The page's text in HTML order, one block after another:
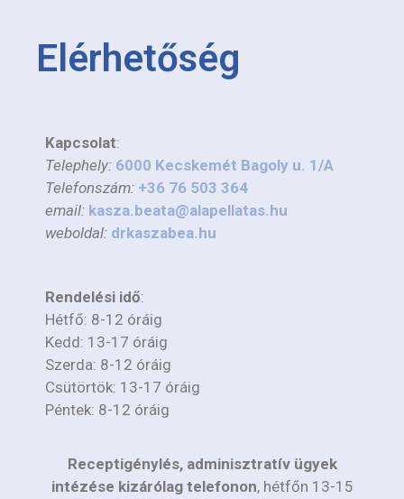
Elérhetőség
Kapcsolat:
Telephely: 6000 Kecskemét Bagoly u. 1/A
Telefonszám: +36 76 503 364
email: kasza.beata@alapellatas.hu
weboldal: drkaszabea.hu
Rendelési idő:
Hétfő: 8-12 óráig
Kedd: 13-17 óráig
Szerda: 8-12 óráig
Csütörtök: 13-17 óráig
Péntek: 8-12 óráig
Receptigénylés, adminisztratív ügyek
intézése kizárólag telefonon, hétfőn 13-15